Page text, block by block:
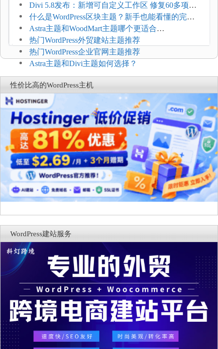
Divi 5.8发布：新增可自定义工作区 修复60多项问
题
什么是WordPress区块主题？新手也能看懂的完整
介绍
Astra主题和WoodMart主题哪个更适合
WooCommerce
热门WordPress外贸建站主题推荐
热门WordPress企业官网主题推荐
Astra主题和Divi主题如何选择？
性价比高的WordPress主机
WordPress建站服务